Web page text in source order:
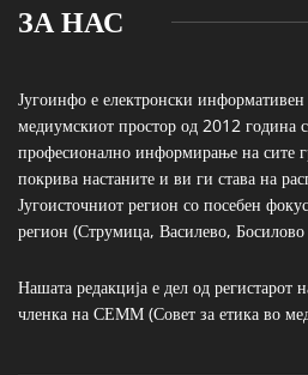
ЗА НАС
Југоинфо е електронски информативен
медиумскиот простор од 2012 година
професионално информирање на сите
покрива настаните и ви ги става на
Југоисточниот регион со посебен
регион (Струмица, Василево,
Нашата редакција е дел од
членка на СЕММ (Совет за етика во